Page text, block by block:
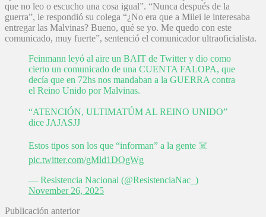
que no leo o escucho una cosa igual”. “Nunca después de la
guerra”, le respondió su colega “¿No era que a Milei le interesaba
entregar las Malvinas? Bueno, qué se yo. Me quedo con este
comunicado, muy fuerte”, sentenció el comunicador ultraoficialista.
Feinmann leyó al aire un BAIT de Twitter y dio como
cierto un comunicado de una CUENTA FALOPA, que
decía que en 72hs nos mandaban a la GUERRA contra
el Reino Unido por Malvinas.
“ATENCIÓN, ULTIMATÚM AL REINO UNIDO”
dice JAJASJJ
Estos tipos son los que “informan” a la gente ☠️
pic.twitter.com/gMld1DOgWg
— Resistencia Nacional (@ResistenciaNac_)
November 26, 2025
Publicación anterior